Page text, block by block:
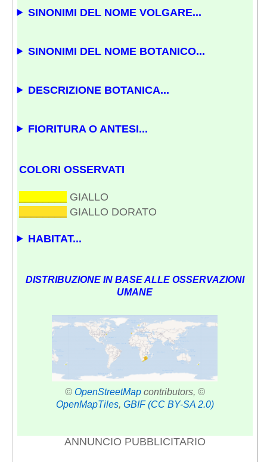
SINONIMI DEL NOME VOLGARE...
SINONIMI DEL NOME BOTANICO...
DESCRIZIONE BOTANICA...
FIORITURA O ANTESI...
COLORI OSSERVATI
GIALLO
GIALLO DORATO
HABITAT...
DISTRIBUZIONE IN BASE ALLE OSSERVAZIONI
UMANE
© OpenStreetMapcontributors, ©
OpenMapTiles, GBIF (CC BY-SA 2.0)
ANNUNCIO PUBBLICITARIO